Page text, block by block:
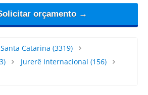
orçamento →
Santa Catarina (3319)
Jurerê Internacional (156)